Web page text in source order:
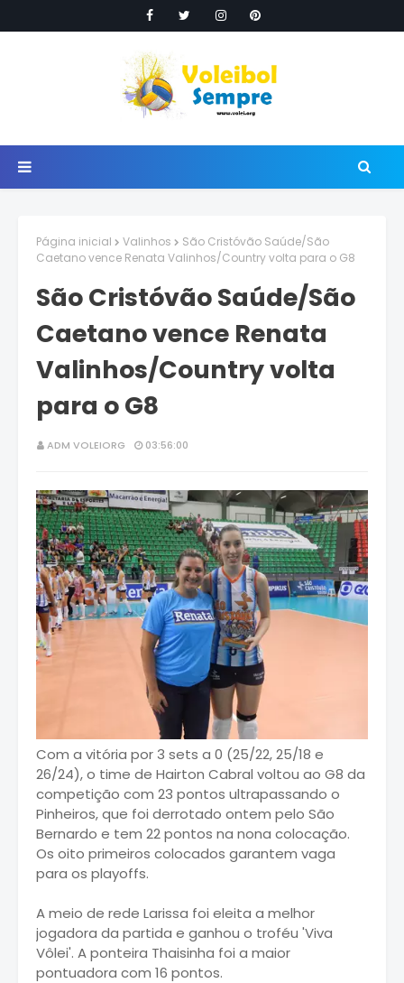
Página inicial Valinhos
São Cristóvão Saúde/São
Caetano vence Renata Valinhos/Country volta para o G8
São Cristóvão Saúde/São
Caetano vence Renata
Valinhos/Country volta
para o G8
ADM VOLEIORG 03:56:00
Com a vitória por 3 sets a 0 (25/22, 25/18 e
26/24), o time de Hairton Cabral voltou ao G8 da
competição com 23 pontos ultrapassando o
Pinheiros, que foi derrotado ontem pelo São
Bernardo e tem 22 pontos na nona colocação.
Os oito primeiros colocados garantem vaga
para os playoffs.
A meio de rede Larissa foi eleita a melhor
jogadora da partida e ganhou o troféu 'Viva
Vôlei'. A ponteira Thaisinha foi a maior
pontuadora com 16 pontos.